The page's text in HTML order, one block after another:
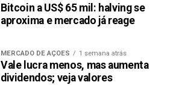
Bitcoin a US$ 65 mil: halving se
aproxima e mercado já reage
MERCADO DE AÇÕES 1 semana atrás
Vale lucra menos, mas aumenta
dividendos; veja valores